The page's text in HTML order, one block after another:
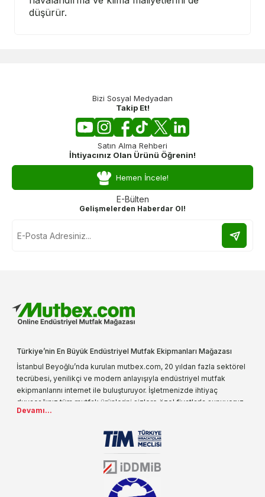
düşürür.
Bizi Sosyal Medyadan
Takip Et!
Satın Alma Rehberi
İhtiyacınız Olan Ürünü Öğrenin!
Hemen İncele!
E-Bülten
Gelişmelerden Haberdar Ol!
Türkiye’nin En Büyük Endüstriyel Mutfak Ekipmanları Mağazası
İstanbul Beyoğlu’nda kurulan mutbex.com, 20 yıldan fazla sektörel
tecrübesi, yenilikçi ve modern anlayışıyla endüstriyel mutfak
ekipmanlarını internet ile buluşturuyor. İşletmenizde ihtiyaç
duyacağınız tüm mutfak ürünlerini sizlere özel fiyatlarla sunuyoruz.
Endüstriyel mutfak malzemesi deyince akla gelen ilk adreslerden
sektörün farklı alanlarında da faliyet gösteren mutbex.com,
Öztiryakiler resmi bayisidir. Öztiryakiler ürünleri üzerinde büyük bir
donanıma sahip ekibi ile müşterilerine koşulsuz destek sunan
mutbex.com ile endüstriyel mutfak malzemeleri konusunda
alacağınız hizmet standartların her zaman üstünde olacaktır.
Devamı...